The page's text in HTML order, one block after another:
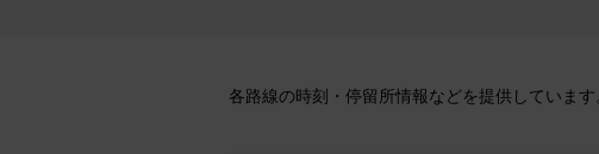
各路線の時刻・停留所情報などを提供しています